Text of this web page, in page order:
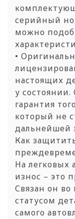
серийный
можно
•
настоящих
у состоянии.
гарантия
который не
дальнейшей
Как
На
износ – это
Связан он
статусом
самого